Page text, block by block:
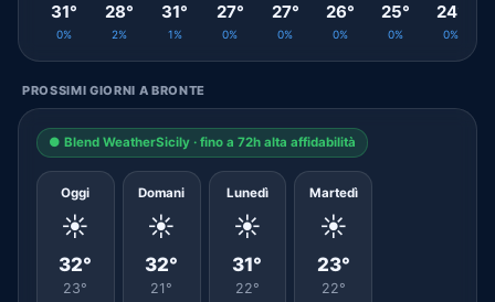
31°
0%
28°
2%
31°
1%
27°
0%
27°
0%
26°
0%
25°
0%
24°
0%
PROSSIMI GIORNI A BRONTE
● Blend WeatherSicily · fino a 72h alta affidabilità
Oggi
☀️
32°
23°
Domani
☀️
32°
21°
Lunedì
☀️
31°
22°
Martedì
☀️
23°
22°